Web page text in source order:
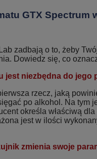
GTX Spectrum
zadbają o to, żeby
Dowiedz się, co
jest niezbędna do jego
rzecz, jaką
po alkohol. Na tym
określa właściwą
jest w ilości
zmienia swoje